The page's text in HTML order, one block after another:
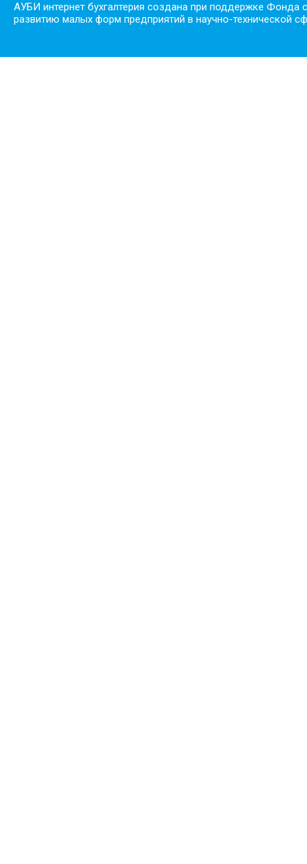
АУБИ интернет бухгалтерия создана при поддержке Фонда
развитию малых форм предприятий в научно-технической